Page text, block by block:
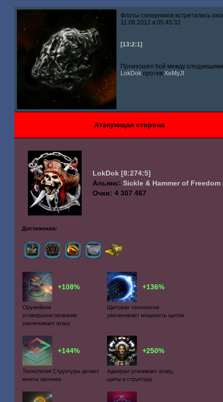
Флоты соперников встретились
11.08.2012 в 05:45:32
[13:2:1]
Произошёл бой между
LokDok противXeMyJI
Атакующая сторона
LokDok [8:274:5]
Альянс:Sickle & Hammer of Freedom
Очки: 4 307 467
Достижения:
+108%
Оружейное
усовершенствование
увеличивает атаку
+136%
Щитовая технология
увеличивает мощность щитов
+144%
Технология Структуры делает
юниты прочнее
+250%
Адмирал усиливает атаку,
щиты и структуру